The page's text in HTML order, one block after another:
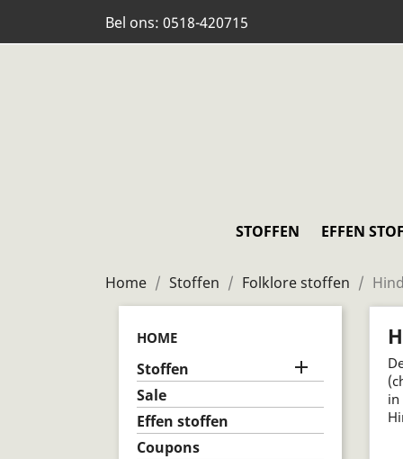
Bel ons: 0518-420715
STOFFEN EFFEN
Home Stoffen Folklore stoffen
HOME
Stoffen 
Sale
Effen stoffen
Coupons
in